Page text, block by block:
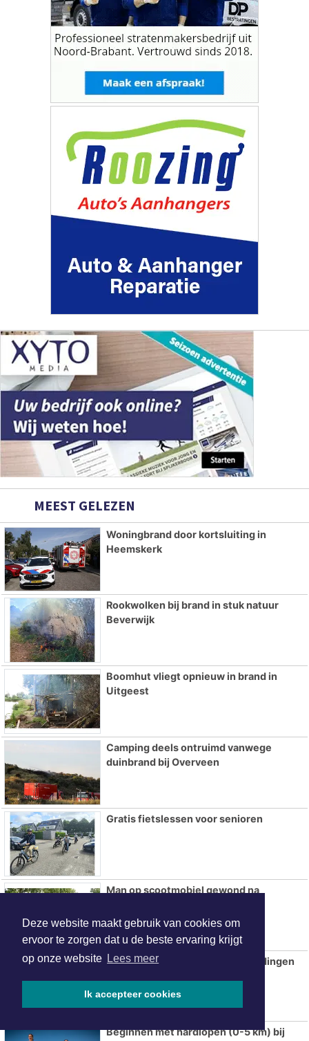
Deze website maakt gebruik van cookies om
ervoor te zorgen dat u de beste ervaring krijgt
op onze website Lees meer
Ik accepteer cookies
MEEST GELEZEN
Woningbrand door kortsluiting in
Heemskerk
Rookwolken bij brand in stuk natuur
Beverwijk
Boomhut vliegt opnieuw in brand in
Uitgeest
Camping deels ontruimd vanwege
duinbrand bij Overveen
Gratis fietslessen voor senioren
Man op scootmobiel gewond na
Meerdere gewonden en aanhoudingen
Beginnen met hardlopen (0-5 km) bij